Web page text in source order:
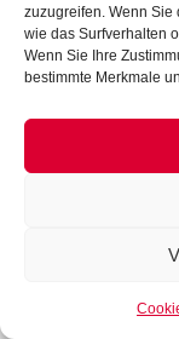
zuzugreifen. Wenn Sie
wie das Surfverhalten
Wenn Sie Ihre
bestimmte Merkmale